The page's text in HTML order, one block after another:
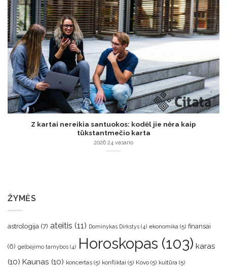
Z kartai nereikia santuokos: kodėl jie nėra kaip
tūkstantmečio karta
2026 24 vasario
ŽYMĖS
astrologija (7) ateitis (11) Dominykas Dirkstys (4) ekonomika (5) finansai
(6) gelbėjimo tarnybos (4) Horoskopas (103) karas
(10) Kaunas (10) koncertas (5) konfliktai (5) Kovo (5) kultūra (5)